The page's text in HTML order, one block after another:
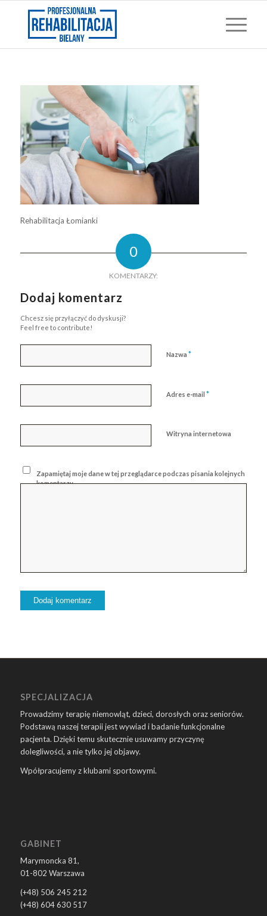
Rehabilitacja Łomianki
0
KOMENTARZY:
Dodaj komentarz
Chcesz się przyłączyć do dyskusji?
Feel free to contribute!
Nazwa *
Adres e-mail *
Witryna internetowa
Zapamiętaj moje dane w tej przeglądarce podczas pisania kolejnych
komentarzy.
SPECJALIZACJA
Prowadzimy terapię niemowląt, dzieci, dorosłych oraz seniorów.
Podstawą naszej terapii jest wywiad i badanie funkcjonalne
pacjenta. Dzięki temu skutecznie usuwamy przyczynę
dolegliwości, a nie tylko jej objawy.
Wpółpracujemy z klubami sportowymi.
GABINET
Marymoncka 81,
01-802 Warszawa
(+48) 506 245 212
(+48) 604 630 517